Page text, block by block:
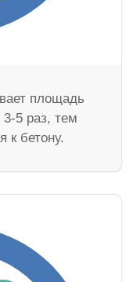
площадь
3-5 раз, тем
к бетону.